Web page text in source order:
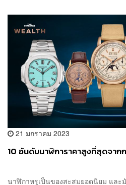
21 มกราคม 2023
10 อันดับนาฬิการาคาสูงที่สุดจาก
นาฬิกาหรูเป็นของสะสมยอดนิยม และ